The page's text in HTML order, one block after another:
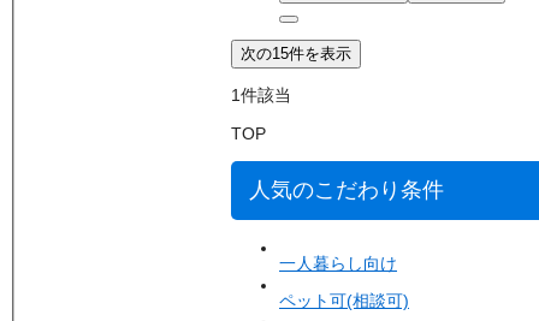
次の15件を表示
1件該当
TOP
人気のこだわり条件
一人暮らし向け
ペット可(相談可)